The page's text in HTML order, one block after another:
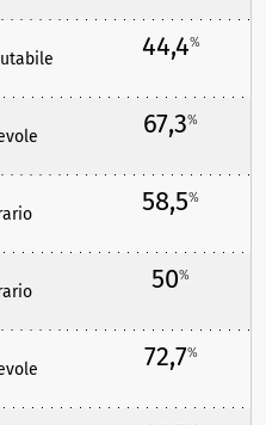
44,4%
67,3%
58,5%
50%
72,7%